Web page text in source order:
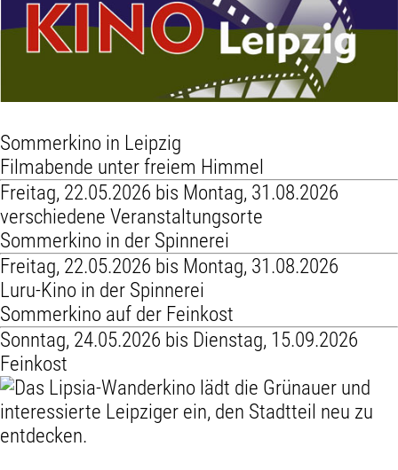
Sommerkino in Leipzig
Filmabende unter freiem Himmel
Freitag, 22.05.2026 bis Montag, 31.08.2026
verschiedene Veranstaltungsorte
Sommerkino in der Spinnerei
Freitag, 22.05.2026 bis Montag, 31.08.2026
Luru-Kino in der Spinnerei
Sommerkino auf der Feinkost
Sonntag, 24.05.2026 bis Dienstag, 15.09.2026
Feinkost